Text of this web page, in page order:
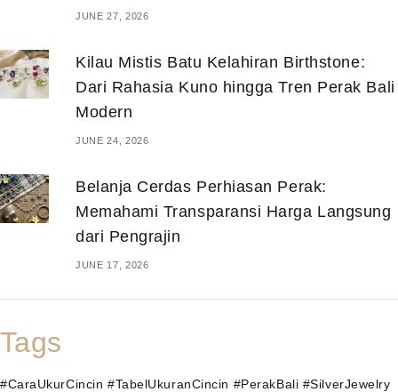
JUNE 27, 2026
Kilau Mistis Batu Kelahiran Birthstone:
Dari Rahasia Kuno hingga Tren Perak Bali
Modern
JUNE 24, 2026
Belanja Cerdas Perhiasan Perak:
Memahami Transparansi Harga Langsung
dari Pengrajin
JUNE 17, 2026
Tags
#CaraUkurCincin #TabelUkuranCincin #PerakBali #SilverJewelry